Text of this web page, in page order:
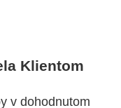
Klientom
v dohodnutom